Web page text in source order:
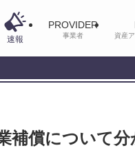
速報
PROVIDER
事業者 資産
補償について分